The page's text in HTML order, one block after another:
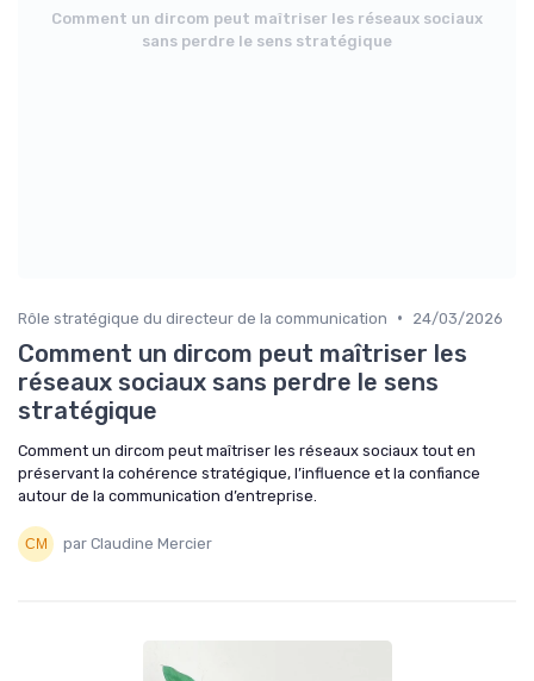
Comment un dircom peut maîtriser les réseaux sociaux
sans perdre le sens stratégique
Rôle stratégique du directeur de la communication • 24/03/2026
Comment un dircom peut maîtriser les
réseaux sociaux sans perdre le sens
stratégique
Comment un dircom peut maîtriser les réseaux sociaux tout en
préservant la cohérence stratégique, l’influence et la confiance
autour de la communication d’entreprise.
par Claudine Mercier